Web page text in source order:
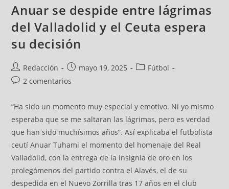
Anuar se despide entre lágrimas
del Valladolid y el Ceuta espera
su decisión
Redacción mayo 19, 2025
Fútbol
2 comentarios
“Ha sido un momento muy especial y emotivo. Ni yo mismo
esperaba que se me saltaran las lágrimas, pero es verdad
que han sido muchísimos años”. Así explicaba el futbolista
ceutí Anuar Tuhami el momento del homenaje del Real
Valladolid, con la entrega de la insignia de oro en los
prolegómenos del partido contra el Alavés, el de su
despedida en el Nuevo Zorrilla tras 17 años en el club